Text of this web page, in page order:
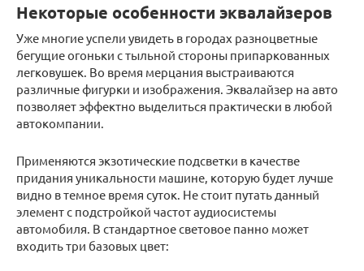
Некоторые особенности эквалайзеров
Уже многие успели увидеть в городах разноцветные
бегущие огоньки с тыльной стороны припаркованных
легковушек. Во время мерцания выстраиваются
различные фигурки и изображения. Эквалайзер на авто
позволяет эффектно выделиться практически в любой
автокомпании.
Применяются экзотические подсветки в качестве
придания уникальности машине, которую будет лучше
видно в темное время суток. Не стоит путать данный
элемент с подстройкой частот аудиосистемы
автомобиля. В стандартное световое панно может
входить три базовых цвет: